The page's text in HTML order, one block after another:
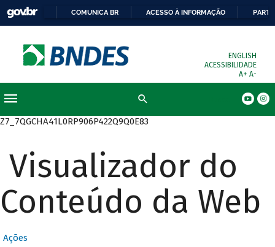
COMUNICA BR ACESSO À INFORMAÇÃO
ENGLISH
ACESSIBILIDADE
A+ A-
Z7_7QGCHA41L0RP906P422Q9Q0E83
Visualizador do
Conteúdo da Web
Ações